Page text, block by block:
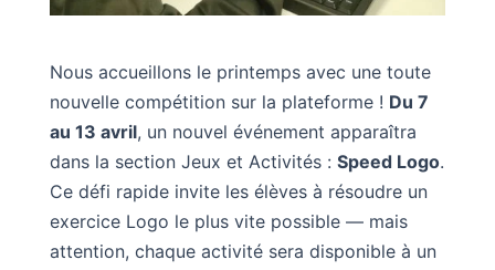
Nous accueillons le printemps avec une toute
nouvelle compétition sur la plateforme ! Du 7
au 13 avril, un nouvel événement apparaîtra
dans la section Jeux et Activités : Speed Logo.
Ce défi rapide invite les élèves à résoudre un
exercice Logo le plus vite possible — mais
attention, chaque activité sera disponible à un